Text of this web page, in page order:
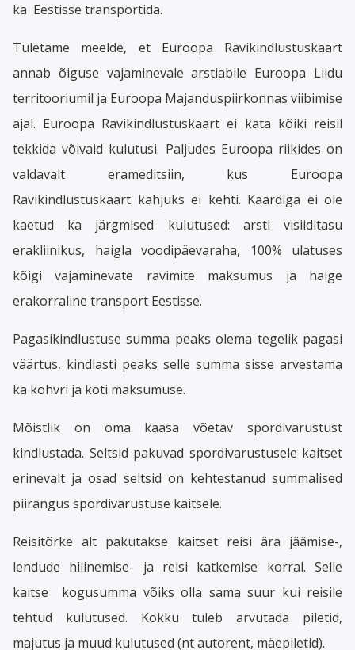
ka Eestisse transportida.
Tuletame meelde, et Euroopa Ravikindlustuskaart
annab õiguse vajaminevale arstiabile Euroopa Liidu
territooriumil ja Euroopa Majanduspiirkonnas viibimise
ajal. Euroopa Ravikindlustuskaart ei kata kõiki reisil
tekkida võivaid kulutusi. Paljudes Euroopa riikides on
valdavalt erameditsiin, kus Euroopa
Ravikindlustuskaart kahjuks ei kehti. Kaardiga ei ole
kaetud ka järgmised kulutused: arsti visiiditasu
erakliinikus, haigla voodipäevaraha, 100% ulatuses
kõigi vajaminevate ravimite maksumus ja haige
erakorraline transport Eestisse.
Pagasikindlustuse summa peaks olema tegelik pagasi
väärtus, kindlasti peaks selle summa sisse arvestama
ka kohvri ja koti maksumuse.
Mõistlik on oma kaasa võetav spordivarustust
kindlustada. Seltsid pakuvad spordivarustusele kaitset
erinevalt ja osad seltsid on kehtestanud summalised
piirangus spordivarustuse kaitsele.
Reisitõrke alt pakutakse kaitset reisi ära jäämise-,
lendude hilinemise- ja reisi katkemise korral. Selle
kaitse kogusumma võiks olla sama suur kui reisile
tehtud kulutused. Kokku tuleb arvutada piletid,
majutus ja muud kulutused (nt autorent, mäepiletid).